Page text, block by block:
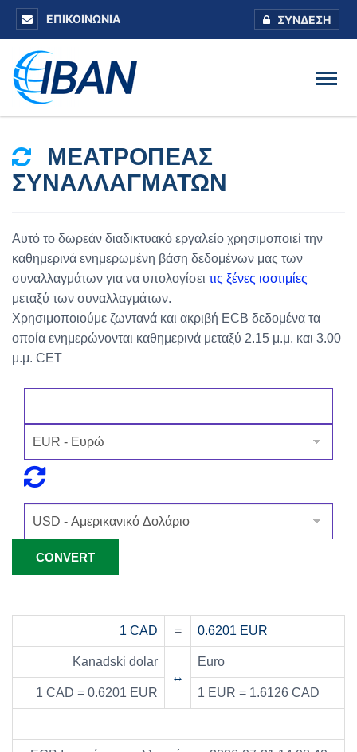
ΕΠΙΚΟΙΝΩΝΊΑ ΣΎΝΔΕΣΗ
ΜΕΑΤΡΟΠΈΑΣ
ΣΥΝΑΛΛΑΓΜΆΤΩΝ
Αυτό το δωρεάν διαδικτυακό εργαλείο χρησιμοποιεί την
καθημερινά ενημερωμένη βάση δεδομένων μας των
συναλλαγμάτων για να υπολογίσει τις ξένες ισοτιμίες
μεταξύ των συναλλαγμάτων.
Χρησιμοποιούμε ζωντανά και ακριβή ECB δεδομένα τα
οποία ενημερώνονται καθημερινά μεταξύ 2.15 μ.μ. και 3.00
μ.μ. CET
1 CAD = 0.6201 EUR
Kanadski dolar
↔
Euro
1 CAD = 0.6201 EUR 1 EUR = 1.6126 CAD